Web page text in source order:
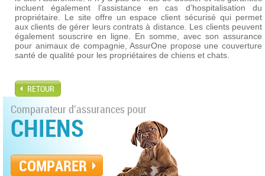
incluent également l’assistance en cas d’hospitalisation du
propriétaire. Le site offre un espace client sécurisé qui permet
aux clients de gérer leurs contrats à distance. Les clients peuvent
également souscrire en ligne. En somme, avec son assurance
pour animaux de compagnie, AssurOne propose une couverture
santé de qualité pour les propriétaires de chiens et chats.
RETOUR
Comparateur d'assurances pour
CHIENS
COMPARER